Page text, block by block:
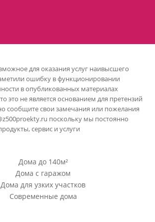
для оказания услуг наивысшего
ошибку в функционировании
в опубликованных материалах
это не является основанием для претензий
сообщите свои замечания или пожелания
поскольку мы постоянно
сервис и услуги
Дома до 140м²
Дома с гаражом
Дома для узких участков
Современные дома